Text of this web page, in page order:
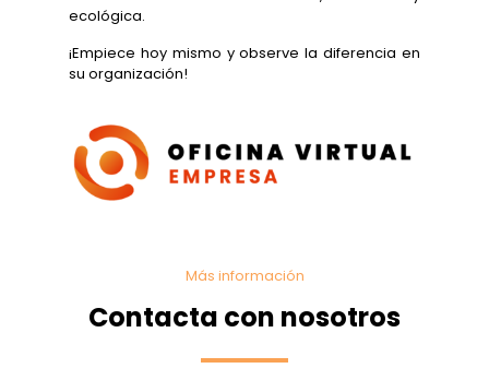
ecológica.
¡Empiece hoy mismo y observe la diferencia en
su organización!
Más información
Contacta con nosotros